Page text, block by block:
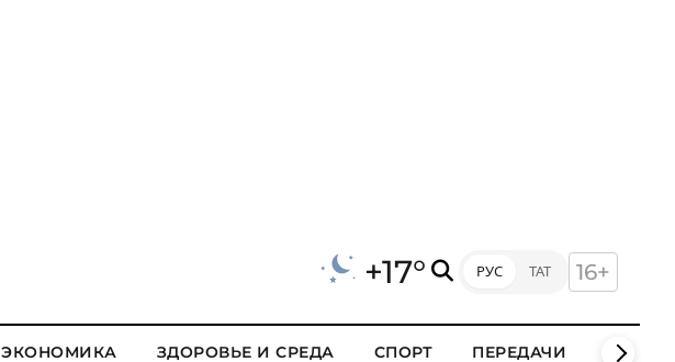
+17° РУС ТАТ 16+
ЭКОНОМИКА ЗДОРОВЬЕ И СРЕДА СПОРТ ПЕРЕДАЧИ КЛИПЫ